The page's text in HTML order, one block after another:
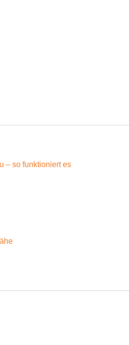
– so funktioniert es